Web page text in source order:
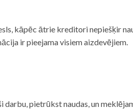
kāpēc ātrie kreditori nepiešķir
ir pieejama visiem aizdevējiem.
darbu, pietrūkst naudas, un